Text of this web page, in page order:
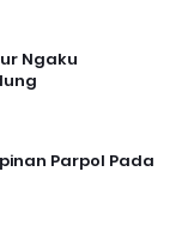
Ngaku
Parpol Pada